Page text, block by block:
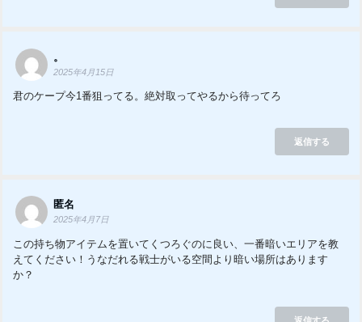
。
2025年4月15日
君のケープ今1番狙ってる。絶対取ってやるから待ってろ
返信する
匿名
2025年4月7日
この持ち物アイテムを置いてくつろぐのに良い、一番暗いエリアを教
えてください！うなだれる戦士がいる空間より暗い場所はあります
か？
返信する